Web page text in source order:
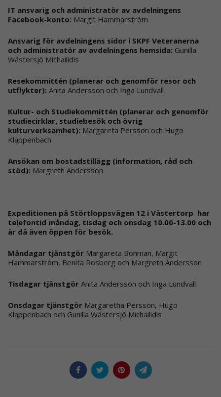
IT ansvarig och administratör av avdelningens
Facebook-konto: Margit Hammarström
Ansvarig för avdelningens sidor i SKPF Veteranerna
och administratör av avdelningens hemsida: Gunilla
Wästersjö Michailidis
Resekommittén (planerar och genomför resor och
utflykter): Anita Andersson och Inga Lundvall
Kultur- och Studiekommittén (planerar och genomför
studiecirklar, studiebesök och övrig
kulturverksamhet): Margareta Persson och Hugo
Klappenbach
Ansökan om bostadstillägg (information, råd och
stöd): Margreth Andersson
Expeditionen på Störtloppsvägen 12 i Västertorp har
telefontid måndag, tisdag och onsdag 10.00-13.00 och
är då även öppen för besök.
Måndagar tjänstgör Margareta Bohman, Margit
Hammarström, Benita Rosberg och Margreth Andersson
Tisdagar tjänstgör Anita Andersson och Inga Lundvall
Onsdagar tjänstgör Margaretha Persson, Hugo
Klappenbach och Gunilla Wästersjö Michailidis